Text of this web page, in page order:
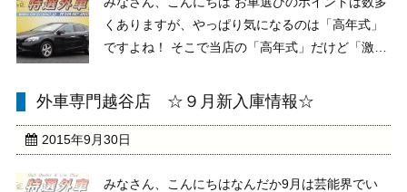
くありますが、やっぱり気になるのは「高年式」
ですよね！ そこで当店の「高年式」だけど「激
V40 T-4 ナビ＆セーフティパッケージ 平成26
外車専門越谷店 ☆９月新入庫情報☆
2015年9月30日
みなさん、こんにちはなんだか9月は芸能界でい